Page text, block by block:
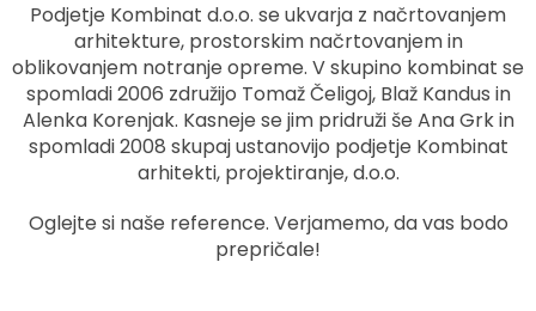
Podjetje Kombinat d.o.o. se ukvarja z načrtovanjem
arhitekture, prostorskim načrtovanjem in
oblikovanjem notranje opreme. V skupino kombinat se
spomladi 2006 združijo Tomaž Čeligoj, Blaž Kandus in
Alenka Korenjak. Kasneje se jim pridruži še Ana Grk in
spomladi 2008 skupaj ustanovijo podjetje Kombinat
arhitekti, projektiranje, d.o.o.
Oglejte si naše reference. Verjamemo, da vas bodo
prepričale!